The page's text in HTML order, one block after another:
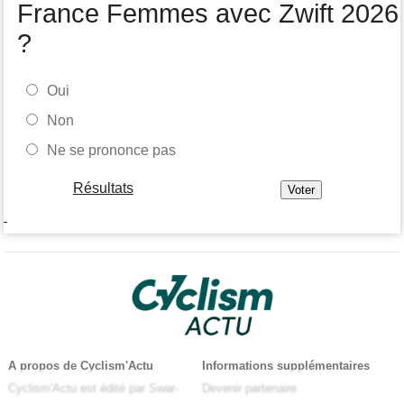
France Femmes avec Zwift 2026
?
Oui
Non
Ne se prononce pas
Résultats
-
A propos de Cyclism'Actu
Cyclism'Actu est édité par Swar-
Informations supplémentaires
Devenir partenaire